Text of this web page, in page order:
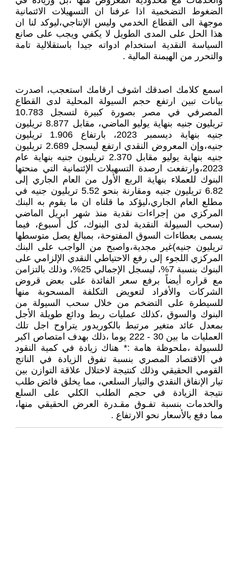
الضغوط التضخمية اذا عرفنا ان التسهيلات الائتمانية
موجهة الى القطاع الخدمي وليس الإنتاجي،ليوكد لنا ان
هذا الحل على المدى الطويل لا يكفي ويجب على صانع
السياسة النقدية استخدام ادواته جيدا باستقلالية تامة
والتحرر من الهيمنة المالية .
اسمع كلامك اصدقك اشوف ارقامك استعجب، اصدرت
بيانات تبين ارتفع حجم السيولة المحلية لدى القطاع
المصرفي في مصر بصورة كبيرة لتسجل 10.783
تريليون جنيه بنهاية يوليو الماضي، مقابل 8.877 تريليون
جنيه بنهاية ديسمبر 2023، بارتفاع 1.906 تريليون
جنيه،وإن المعروض النقدي ارتفع ليسجل 2.689 تريليون
جنيه بنهاية يوليو مقابل 2.370 تريليون جنيه بنهاية عام
2023،وارتفعت ارصدة التسهيلات الإئتمانية التي منحتها
البنوك للعملاء بنهاية الربع الأول من العام الجاري إلى
6.82 تريليون جنيه ومقارنة بنحو 5.52 تريليون جنيه في
مطلع العام الجاري،ليؤكد ما قلناه ان ما يقوم به البنك
المركزي من إجراءات نقدية منذ شهر ابريل الماضي
(سحب السيولة النقدية لدى البنوك، كل أسبوع، فيما
يسمى بعطاءات السوق المفتوحة، بمبالغ يصل متوسطها
تريليون جنيه)غير مجدية،واصبح من الواجب على البنك
المركزي اللجوء إلى رفع الاحتياطي النقدي الإلزامي على
البنوك بنسبة 7%، ليسجل الإجمالي 25%، وذلك بالتزامن
مع قراره أيضاً برفع سعر الفائدة على بعض قروض
الشركات والأفراد لتعويض التكلفة المسحوبة منها
للسيطرة على التضخم من خلال سحب السيولة من
البنوك والسوق ،كذلك عمليات ربط ودائع طويلة الأجل
بمعدل عائد متغير مرتبط بالكوريدور يتراوح اجل تلك
العمليات ما بين 30 - 222 يوما ،ذلك بهدف امتصاص اكبر
للسيولة ،ملحوظة هامة :* هناك زيادة في كمية النقود
في الاقتصاد المصري بنسبة تفوق الزيادة في الناتج
القومي الحقيقي وذلك كنتيجة لاختلال علاقة التوازن بين
تيار الإنفاق النقدي والتيار السلعي، مما يخلق فائض طلب
نتيجة الزيادة في حجم الطلب الكلي على السلع
والخدمات بنسبة تفـوق مقـدرة العرض الحقيقي منها،
مما دفع بالأسعار نحو الارتفاع .